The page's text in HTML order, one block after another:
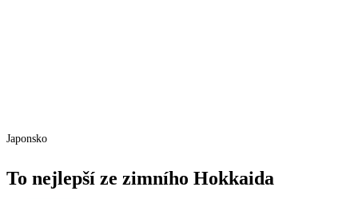
Japonsko
To nejlepší ze zimního Hokkaida